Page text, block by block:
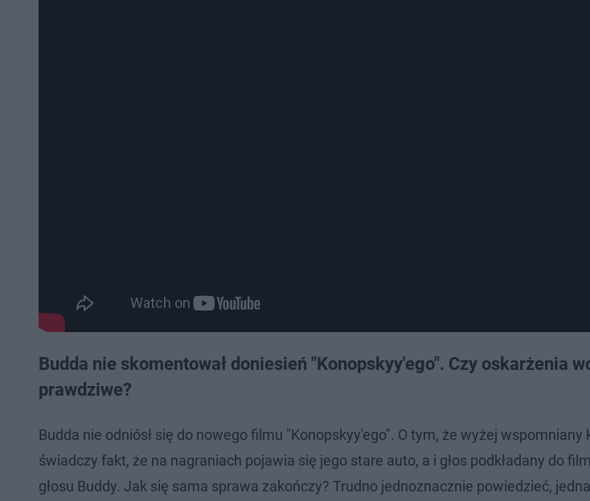
Budda nie skomentował doniesień "Konopskyy'ego". Czy oskarżenia
prawdziwe?
Budda nie odniósł się do nowego filmu "Konopskyy'ego". O tym, że wyżej wspomniany
świadczy fakt, że na nagraniach pojawia się jego stare auto, a i głos podkładany do
głosu Buddy. Jak się sama sprawa zakończy? Trudno jednoznacznie powiedzieć,